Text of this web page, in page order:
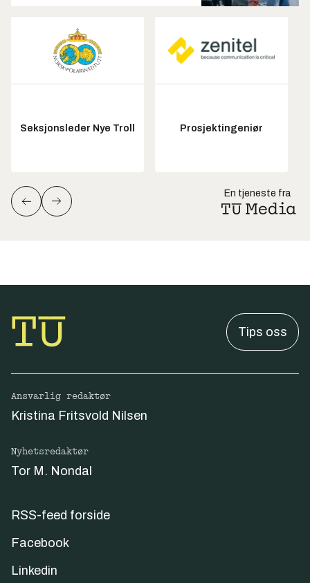
Seksjonsleder Nye Troll Prosjektingeniør
En tjeneste fra
Tips oss
Ansvarlig redaktør
Kristina Fritsvold Nilsen
Nyhetsredaktør
Tor M. Nondal
RSS-feed forside
Facebook
Linkedin